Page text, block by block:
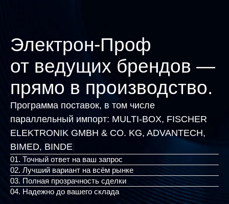
Электрон-Проф
от ведущих брендов —
прямо в производство.
Программа поставок, в том числе
параллельный импорт:
MULTI-BOX, FISCHER
ELEKTRONIK GMBH & CO. KG, ADVANTECH,
01. Точный ответ на ваш запрос
02. Лучший вариант на всём рынке
03. Полная прозрачность сделки
04. Надежно до вашего склада